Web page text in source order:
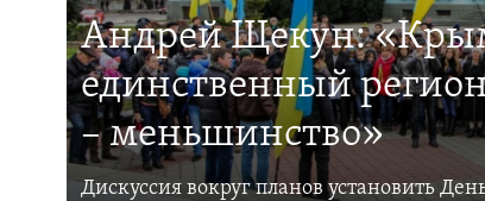
Андрей Щекун:
единственный
– меньшинство»
Дискуссия вокруг планов установить